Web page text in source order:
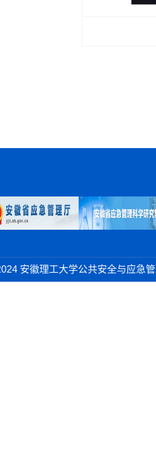
安徽理工大学公共安全与应急